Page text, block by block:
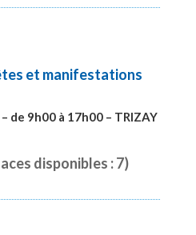
et manifestations
de 9h00 à 17h00 – TRIZAY
disponibles : 7)